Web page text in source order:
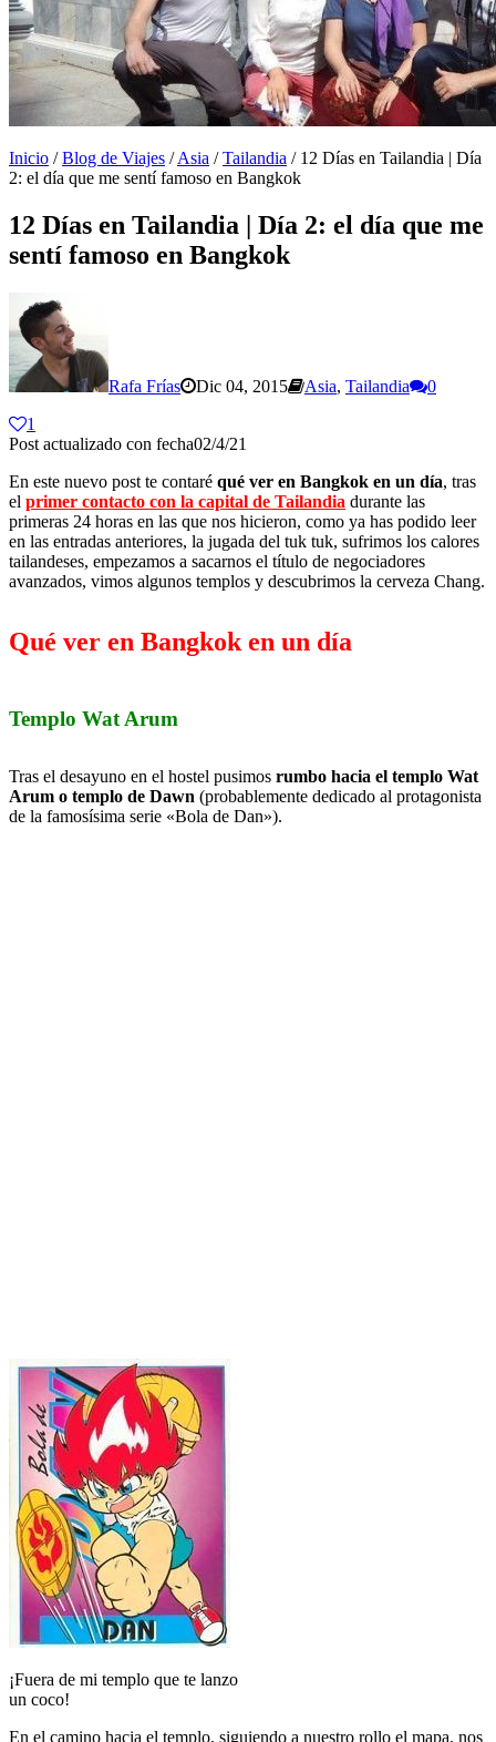
Inicio /Blog de Viajes /Asia /Tailandia / 12 Días en Tailandia | Día
2: el día que me sentí famoso en Bangkok
12 Días en Tailandia | Día 2: el día que me
sentí famoso en Bangkok
Rafa Frías Dic 04, 2015 Asia, Tailandia
0
1
Post actualizado con fecha02/4/21
En este nuevo post te contaré qué ver en Bangkok en un día, tras
el primer contacto con la capital de Tailandia durante las
primeras 24 horas en las que nos hicieron, como ya has podido leer
en las entradas anteriores, la jugada del tuk tuk, sufrimos los calores
tailandeses, empezamos a sacarnos el título de negociadores
avanzados, vimos algunos templos y descubrimos la cerveza Chang.
Qué ver en Bangkok en un día
Templo Wat Arum
Tras el desayuno en el hostel pusimos rumbo hacia el templo Wat
Arum o templo de Dawn (probablemente dedicado al protagonista
de la famosísima serie «Bola de Dan»).
¡Fuera de mi templo que te lanzo
un coco!
En el camino hacia el templo, siguiendo a nuestro rollo el mapa, nos